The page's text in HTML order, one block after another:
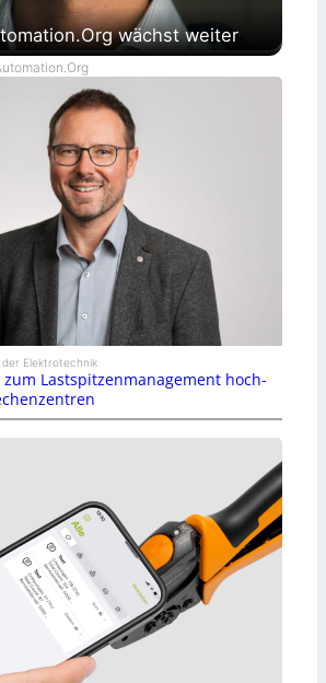
wächst weiter
der Elektrotechnik
Lastspitzenmanagement hoch-